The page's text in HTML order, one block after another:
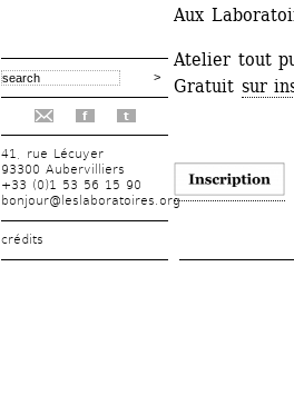
f t
41, rue Lécuyer
93300 Aubervilliers
+33 (0)1 53 56 15 90
bonjour@leslaboratoires.org
crédits
Aux
Atelier tout
Gratuit sur